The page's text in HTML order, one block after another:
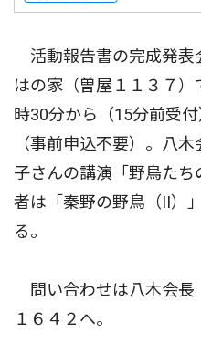
活動報告書の完成発表
はの家（曽屋１１３７
時30分から（15分前受
（事前申込不要）。八
子さんの講演「野鳥た
者は「秦野の野鳥（II）
る。
問い合わせは八木会長
１６４２へ。